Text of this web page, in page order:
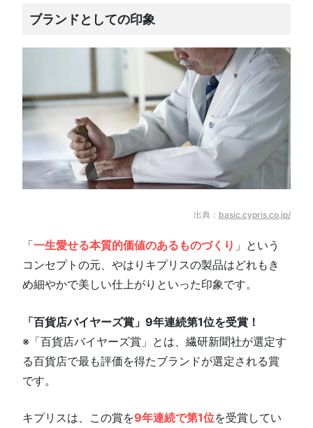
ブランドとしての印象
出典： basic.cypris.co.jp/
「一生愛せる本質的価値のあるものづくり 」という
コンセプトの元、やはりキプリスの製品はどれもき
め細やかで美しい仕上がりといった印象です。
「百貨店バイヤーズ賞」9年連続第1位を受賞！
※「百貨店バイヤーズ賞」とは、繊研新聞社が選定す
る百貨店で最も評価を得たブランドが選定される賞
です。
キプリスは、この賞を9年連続で第1位を受賞してい